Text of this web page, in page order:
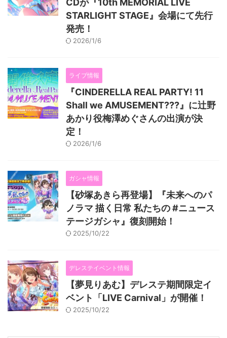
CDが『10th MEMORIAL LIVE
STARLIGHT STAGE』会場にて先行
発売！
2026/1/6
ライブ情報
『CINDERELLA REAL PARTY! 11
Shall we AMUSEMENT???』に辻野
あかり役梅澤めぐさんの出演が決
定！
2026/1/6
ガシャ情報
【砂塚あきら再登場】『未来へのパ
ノラマ 描く日常 私たちの #ニュース
テージガシャ』復刻開始！
2025/10/22
デレステイベント情報
【夢見りあむ】デレステ期間限定イ
ベント「LIVE Carnival」が開催！
2025/10/22